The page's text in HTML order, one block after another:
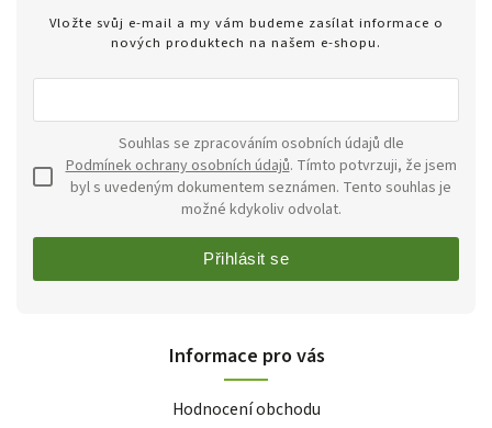
Vložte svůj e-mail a my vám budeme zasílat informace o
nových produktech na našem e-shopu.
Podmínek ochrany osobních údajů. Tímto potvrzuji, že jsem
byl s uvedeným dokumentem seznámen. Tento souhlas je
možné kdykoliv odvolat.
Přihlásit se
Informace pro vás
Hodnocení obchodu